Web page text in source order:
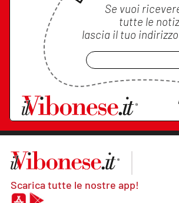
Se vuoi
tutte le
lascia il tuo
Scarica tutte le nostre app!